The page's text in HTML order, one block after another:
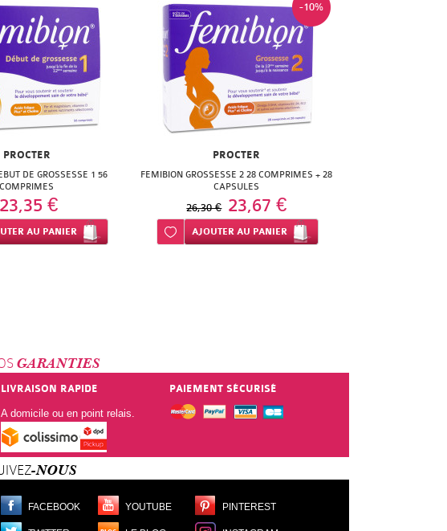
PROCTER
DE GROSSESSE 1 56
COMPRIMES
23,35 €
liste d’envie
AU PANIER
-10%
PROCTER
FEMIBION GROSSESSE 2 28 COMPRIMES + 28
CAPSULES
26,30 € 23,67 €
Ajouter à ma liste d’envie
AJOUTER AU PANIER
GARANTIES
LIVRAISON RAPIDE
A domicile ou en point relais.
PAIEMENT SÉCURISÉ
-NOUS
FACEBOOK YOUTUBE PINTEREST